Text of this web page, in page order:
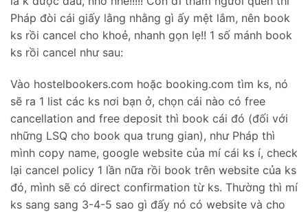
Pháp đòi cái giấy lằng nhằng gì ấy mệt lắm, nên book
ks rồi cancel cho khoẻ, nhanh gọn lẹ!! 1 số mánh book
ks rồi cancel như sau:
Vào hostelbookers.com hoặc booking.com tìm ks, nó
sẽ ra 1 list các ks nơi bạn ở, chọn cái nào có free
cancellation and free deposit thì book cái đó (đối với
những LSQ cho book qua trung gian), như Pháp thì
mình copy name, google website của mí cái ks í, check
lại cancel policy 1 lần nữa rồi book trên website của ks
đó, mình sẽ có direct confirmation từ ks. Thường thì mí
ks sang sang 3-4-5 sao gì đấy nó có website và cho